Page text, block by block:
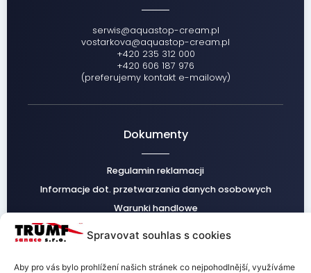
Spravovat souhlas s cookies
Aby pro vás bylo prohlížení našich stránek co nejpohodlnější, využíváme
serwis@aquastop-cream.pl
vostarkova@aquastop-cream.pl
+420 235 312 000
+420 606 187 976
(preferujemy kontakt e-mailowy)
Dokumenty
Regulamin reklamacji
Informacje dot. przetwarzania danych osobowych
Warunki handlowe